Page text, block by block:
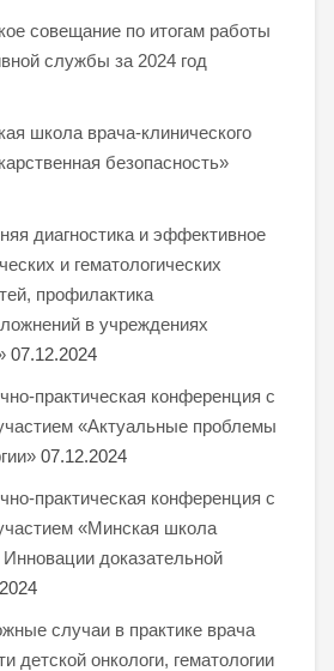
совещание по итогам работы
службы за 2024 год
школа врача-клинического
безопасность»
диагностика и эффективное
и гематологических
профилактика
в учреждениях
07.12.2024
практическая конференция с
«Актуальные проблемы
07.12.2024
практическая конференция с
«Минская школа
доказательной
случаи в практике врача
детской онкологи, гематологии